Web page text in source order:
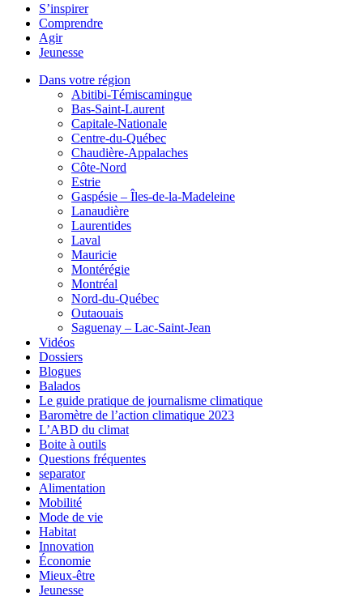
S’inspirer
Comprendre
Agir
Jeunesse
Dans votre région
Abitibi-Témiscamingue
Bas-Saint-Laurent
Capitale-Nationale
Centre-du-Québec
Chaudière-Appalaches
Côte-Nord
Estrie
Gaspésie – Îles-de-la-Madeleine
Lanaudière
Laurentides
Laval
Mauricie
Montérégie
Montréal
Nord-du-Québec
Outaouais
Saguenay – Lac-Saint-Jean
Vidéos
Dossiers
Blogues
Balados
Le guide pratique de journalisme climatique
Baromètre de l’action climatique 2023
L’ABD du climat
Boite à outils
Questions fréquentes
separator
Alimentation
Mobilité
Mode de vie
Habitat
Innovation
Économie
Mieux-être
Jeunesse